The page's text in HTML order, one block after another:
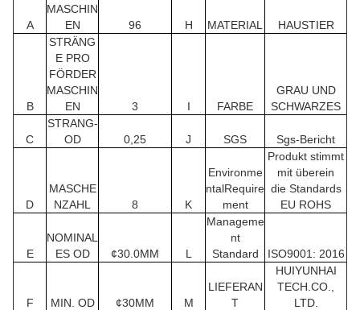
A
MASCHIN
EN
96 H MATERIAL HAUSTIER
B
STRÄNG
E PRO
FÖRDER
MASCHIN
EN
3 I FARBE
GRAU UND
SCHWARZES
C
STRANG-
OD
0,25 J SGS Sgs-Bericht
D
MASCHE
NZAHL
8 K
Environme
ntalRequire
ment
Produkt stimmt
mit überein
die Standards
EU ROHS
E
NOMINAL
ES OD
¢30.0MM L
Manageme
nt
Standard
ISO9001: 2016
F MIN. OD ¢30MM M
LIEFERAN
T
HUIYUNHAI
TECH.CO.,
LTD.